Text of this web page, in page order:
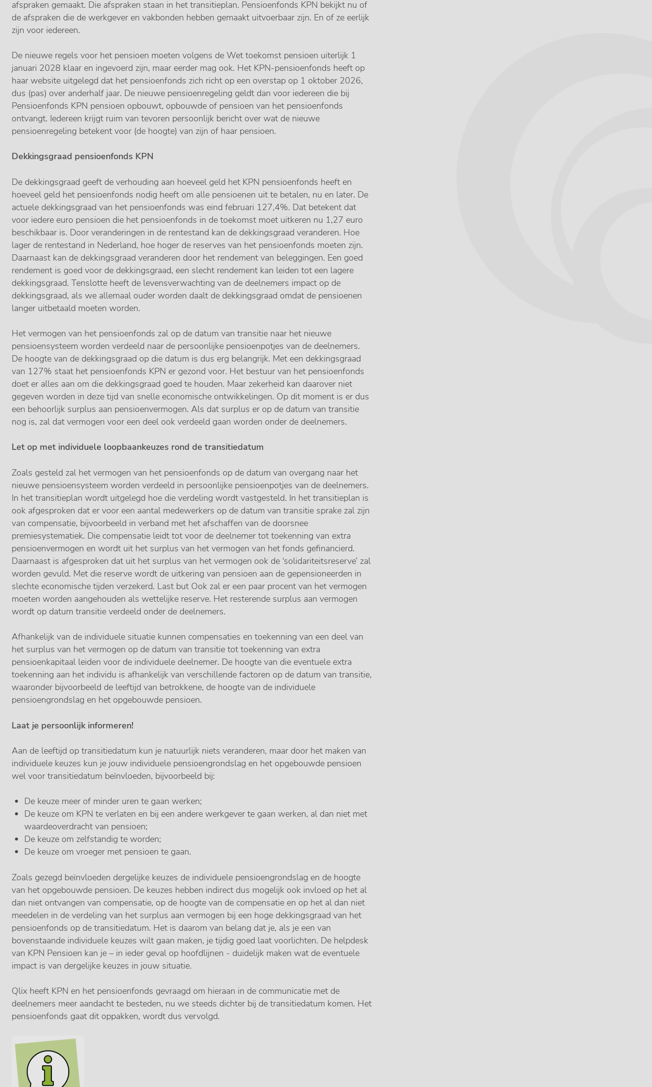
afspraken gemaakt. Die afspraken staan in het transitieplan. Pensioenfonds KPN bekijkt nu of
de afspraken die de werkgever en vakbonden hebben gemaakt uitvoerbaar zijn. En of ze eerlijk
zijn voor iedereen.
De nieuwe regels voor het pensioen moeten volgens de Wet toekomst pensioen uiterlijk 1
januari 2028 klaar en ingevoerd zijn, maar eerder mag ook. Het KPN-pensioenfonds heeft op
haar website uitgelegd dat het pensioenfonds zich richt op een overstap op 1 oktober 2026,
dus (pas) over anderhalf jaar. De nieuwe pensioenregeling geldt dan voor iedereen die bij
Pensioenfonds KPN pensioen opbouwt, opbouwde of pensioen van het pensioenfonds
ontvangt. Iedereen krijgt ruim van tevoren persoonlijk bericht over wat de nieuwe
pensioenregeling betekent voor (de hoogte) van zijn of haar pensioen.
Dekkingsgraad pensioenfonds KPN
De dekkingsgraad geeft de verhouding aan hoeveel geld het KPN pensioenfonds heeft en
hoeveel geld het pensioenfonds nodig heeft om alle pensioenen uit te betalen, nu en later. De
actuele dekkingsgraad van het pensioenfonds was eind februari 127,4%. Dat betekent dat
voor iedere euro pensioen die het pensioenfonds in de toekomst moet uitkeren nu 1,27 euro
beschikbaar is. Door veranderingen in de rentestand kan de dekkingsgraad veranderen. Hoe
lager de rentestand in Nederland, hoe hoger de reserves van het pensioenfonds moeten zijn.
Daarnaast kan de dekkingsgraad veranderen door het rendement van beleggingen. Een goed
rendement is goed voor de dekkingsgraad, een slecht rendement kan leiden tot een lagere
dekkingsgraad. Tenslotte heeft de levensverwachting van de deelnemers impact op de
dekkingsgraad, als we allemaal ouder worden daalt de dekkingsgraad omdat de pensioenen
langer uitbetaald moeten worden.
Het vermogen van het pensioenfonds zal op de datum van transitie naar het nieuwe
pensioensysteem worden verdeeld naar de persoonlijke pensioenpotjes van de deelnemers.
De hoogte van de dekkingsgraad op die datum is dus erg belangrijk. Met een dekkingsgraad
van 127% staat het pensioenfonds KPN er gezond voor. Het bestuur van het pensioenfonds
doet er alles aan om die dekkingsgraad goed te houden. Maar zekerheid kan daarover niet
gegeven worden in deze tijd van snelle economische ontwikkelingen. Op dit moment is er dus
een behoorlijk surplus aan pensioenvermogen. Als dat surplus er op de datum van transitie
nog is, zal dat vermogen voor een deel ook verdeeld gaan worden onder de deelnemers.
Let op met individuele loopbaankeuzes rond de transitiedatum
Zoals gesteld zal het vermogen van het pensioenfonds op de datum van overgang naar het
nieuwe pensioensysteem worden verdeeld in persoonlijke pensioenpotjes van de deelnemers.
In het transitieplan wordt uitgelegd hoe die verdeling wordt vastgesteld. In het transitieplan is
ook afgesproken dat er voor een aantal medewerkers op de datum van transitie sprake zal zijn
van compensatie, bijvoorbeeld in verband met het afschaffen van de doorsnee
premiesystematiek. Die compensatie leidt tot voor de deelnemer tot toekenning van extra
pensioenvermogen en wordt uit het surplus van het vermogen van het fonds gefinancierd.
Daarnaast is afgesproken dat uit het surplus van het vermogen ook de ‘solidariteitsreserve’ zal
worden gevuld. Met die reserve wordt de uitkering van pensioen aan de gepensioneerden in
slechte economische tijden verzekerd. Last but Ook zal er een paar procent van het vermogen
moeten worden aangehouden als wettelijke reserve. Het resterende surplus aan vermogen
wordt op datum transitie verdeeld onder de deelnemers.
Afhankelijk van de individuele situatie kunnen compensaties en toekenning van een deel van
het surplus van het vermogen op de datum van transitie tot toekenning van extra
pensioenkapitaal leiden voor de individuele deelnemer. De hoogte van die eventuele extra
toekenning aan het individu is afhankelijk van verschillende factoren op de datum van transitie,
waaronder bijvoorbeeld de leeftijd van betrokkene, de hoogte van de individuele
pensioengrondslag en het opgebouwde pensioen.
Laat je persoonlijk informeren!
Aan de leeftijd op transitiedatum kun je natuurlijk niets veranderen, maar door het maken van
individuele keuzes kun je jouw individuele pensioengrondslag en het opgebouwde pensioen
wel voor transitiedatum beïnvloeden, bijvoorbeeld bij:
De keuze meer of minder uren te gaan werken;
De keuze om KPN te verlaten en bij een andere werkgever te gaan werken, al dan niet met
waardeoverdracht van pensioen;
De keuze om zelfstandig te worden;
De keuze om vroeger met pensioen te gaan.
Zoals gezegd beïnvloeden dergelijke keuzes de individuele pensioengrondslag en de hoogte
van het opgebouwde pensioen. De keuzes hebben indirect dus mogelijk ook invloed op het al
dan niet ontvangen van compensatie, op de hoogte van de compensatie en op het al dan niet
meedelen in de verdeling van het surplus aan vermogen bij een hoge dekkingsgraad van het
pensioenfonds op de transitiedatum. Het is daarom van belang dat je, als je een van
bovenstaande individuele keuzes wilt gaan maken, je tijdig goed laat voorlichten. De helpdesk
van KPN Pensioen kan je – in ieder geval op hoofdlijnen - duidelijk maken wat de eventuele
impact is van dergelijke keuzes in jouw situatie.
Qlix heeft KPN en het pensioenfonds gevraagd om hieraan in de communicatie met de
deelnemers meer aandacht te besteden, nu we steeds dichter bij de transitiedatum komen. Het
pensioenfonds gaat dit oppakken, wordt dus vervolgd.